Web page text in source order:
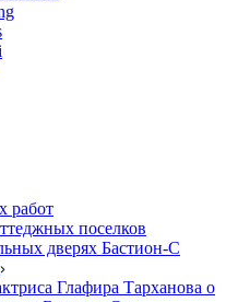
работ
поселков
дверях Бастион-С
Глафира Тарханова о